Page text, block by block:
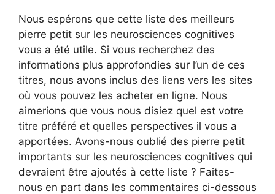
Nous espérons que cette liste des meilleurs
pierre petit sur les neurosciences cognitives
vous a été utile. Si vous recherchez des
informations plus approfondies sur l’un de ces
titres, nous avons inclus des liens vers les sites
où vous pouvez les acheter en ligne. Nous
aimerions que vous nous disiez quel est votre
titre préféré et quelles perspectives il vous a
apportées. Avons-nous oublié des pierre petit
importants sur les neurosciences cognitives qui
devraient être ajoutés à cette liste ? Faites-
nous en part dans les commentaires ci-dessous